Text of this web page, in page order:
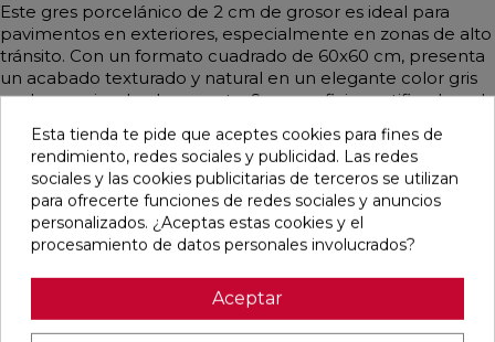
Este gres porcelánico de 2 cm de grosor es ideal para
pavimentos en exteriores, especialmente en zonas de alto
tránsito. Con un formato cuadrado de 60x60 cm, presenta
un acabado texturado y natural en un elegante color gris
perla que simula el cemento. Su superficie rectificada y el
acabado INOUT ofrecen una suave textura que es fácil de
limpiar y cuenta con excelentes propiedades
antideslizantes, lo que lo hace adecuado tanto para
interiores como exteriores. Su estilo contemporáneo se
adapta perfectamente a ambientes nórdicos y
mediterráneos.
Esta tienda te pide que aceptes cookies para fines de
rendimiento, redes sociales y publicidad. Las redes
sociales y las cookies publicitarias de terceros se utilizan
para ofrecerte funciones de redes sociales y anuncios
personalizados. ¿Aceptas estas cookies y el
procesamiento de datos personales involucrados?
Aceptar